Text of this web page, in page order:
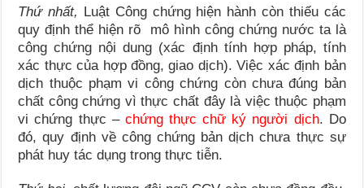
Thứ nhất,
Luật Công chứng hiện hành còn thiếu các
quy định thể hiện rõ mô hình công chứng nước ta là
công chứng nội dung (xác định tính hợp pháp, tính
xác thực của hợp đồng, giao dịch). Việc xác định bản
dịch thuộc phạm vi công chứng còn chưa đúng bản
chất công chứng vì thực chất đây là việc thuộc phạm
vi chứng thực – chứng thực chữ ký người dịch. Do
đó, quy định về công chứng bản dịch chưa thực sự
phát huy tác dụng trong thực tiễn.